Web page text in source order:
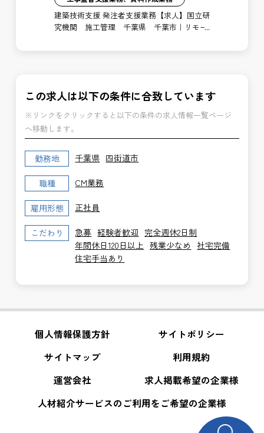
建築技術支援 発注者支援業務【求人】国立研
究機関 施工管理 千葉県 千葉市｜リモー
この求人は以下の条件に合致しています
※リンクをクリックすると以下の条件の求人情報一覧ページ
へ移動します。
勤務地 千葉県 四街道市
職種 CM業務
雇用形態 正社員
こだわり 急募 経験者歓迎 完全週休2日制
年間休日120日以上 残業少なめ
社宅完備
住宅手当あり
個人情報保護方針
サイトポリシー
サイトマップ
利用規約
運営会社
求人掲載希望の企業様
人材紹介サービスのご利用をご希望の企業様